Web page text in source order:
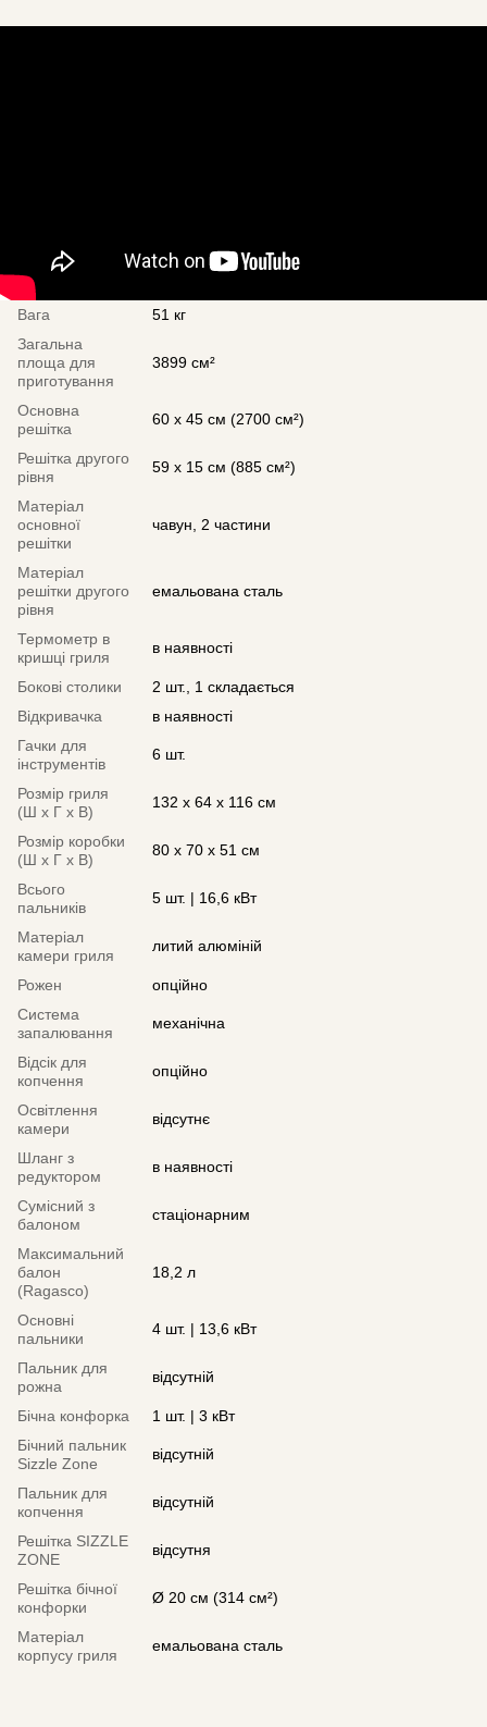
Вага
51 кг
Загальна
площа для
приготування
3899 см²
Основна
решітка
60 х 45 см (2700 см²)
Решітка другого
рівня
59 х 15 см (885 см²)
Матеріал
основної
решітки
чавун, 2 частини
Матеріал
решітки другого
рівня
емальована сталь
Термометр в
кришці гриля
в наявності
Бокові столики
2 шт., 1 складається
Відкривачка
в наявності
Гачки для
інструментів
6 шт.
Розмір гриля
(Ш х Г х В)
132 х 64 х 116 см
Розмір коробки
(Ш х Г х В)
80 х 70 х 51 см
Всього
пальників
5 шт. | 16,6 кВт
Матеріал
камери гриля
литий алюміній
Рожен
опційно
Система
запалювання
механічна
Відсік для
копчення
опційно
Освітлення
камери
відсутнє
Шланг з
редуктором
в наявності
Сумісний з
балоном
стаціонарним
Максимальний
балон
(Ragasco)
18,2 л
Основні
пальники
4 шт. | 13,6 кВт
Пальник для
рожна
відсутній
Бічна конфорка
1 шт. | 3 кВт
Бічний пальник
Sizzle Zone
відсутній
Пальник для
копчення
відсутній
Решітка SIZZLE
ZONE
відсутня
Решітка бічної
конфорки
Ø 20 см (314 см²)
Матеріал
корпусу гриля
емальована сталь